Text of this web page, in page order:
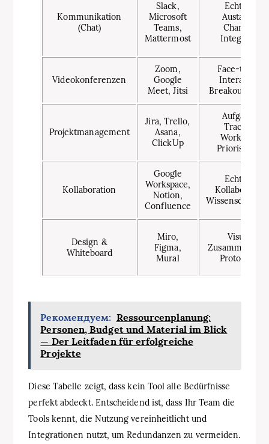
Kommunikation
(Chat)
Slack,
Microsoft
Teams,
Mattermost
Echtzeit-
Austausch,
Channels,
Integration
Videokonferenzen
Zoom,
Google
Meet, Jitsi
Face-to-face
Interaktion,
Breakout-
Projektmanagement
Jira, Trello,
Asana,
ClickUp
Aufgaben-
Tracking,
Workflows,
Priorisierung
Kollaboration
Google
Workspace,
Notion,
Confluence
Echtzeit-
Design &
Whiteboard
Miro,
Figma,
Mural
Visuelle
Prototyping
Рекомендуем: Ressourcenplanung:
Personen, Budget und Material im Blick
— Der Leitfaden für erfolgreiche
Projekte
Diese Tabelle zeigt, dass kein Tool alle Bedürfnisse
perfekt abdeckt. Entscheidend ist, dass Ihr Team die
Tools kennt, die Nutzung vereinheitlicht und
Integrationen nutzt, um Redundanzen zu vermeiden.